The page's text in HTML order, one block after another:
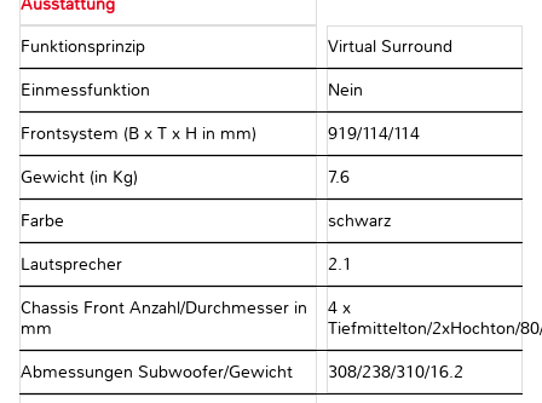
Funktionsprinzip Virtual Surround
Einmessfunktion Nein
Frontsystem (B x T x H in mm) 919/114/114
Gewicht (in Kg) 7.6
Farbe schwarz
Lautsprecher 2.1
Chassis Front Anzahl/Durchmesser in
mm
4 x
Tiefmittelton/2xHochton/
Abmessungen Subwoofer/Gewicht 308/238/310/16.2